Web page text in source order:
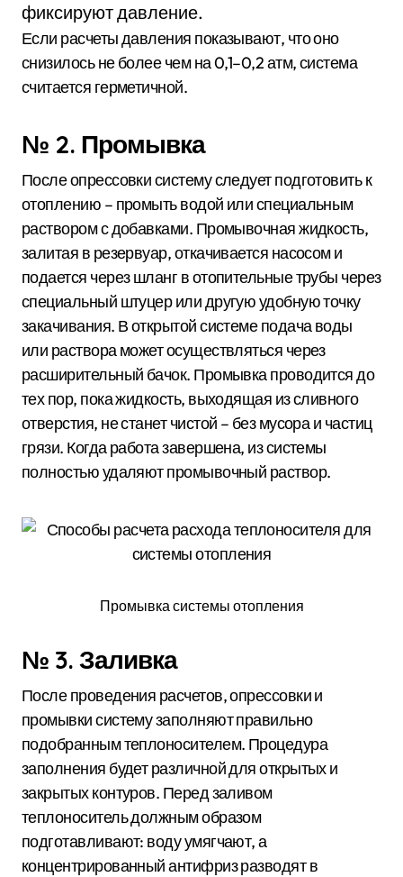
фиксируют давление.
Если расчеты давления показывают, что оно
снизилось не более чем на 0,1–0,2 атм, система
считается герметичной.
№ 2. Промывка
После опрессовки систему следует подготовить к
отоплению – промыть водой или специальным
раствором с добавками. Промывочная жидкость,
залитая в резервуар, откачивается насосом и
подается через шланг в отопительные трубы через
специальный штуцер или другую удобную точку
закачивания. В открытой системе подача воды
или раствора может осуществляться через
расширительный бачок. Промывка проводится до
тех пор, пока жидкость, выходящая из сливного
отверстия, не станет чистой – без мусора и частиц
грязи. Когда работа завершена, из системы
полностью удаляют промывочный раствор.
Промывка системы отопления
№ 3. Заливка
После проведения расчетов, опрессовки и
промывки систему заполняют правильно
подобранным теплоносителем. Процедура
заполнения будет различной для открытых и
закрытых контуров. Перед заливом
теплоноситель должным образом
подготавливают: воду умягчают, а
концентрированный антифриз разводят в